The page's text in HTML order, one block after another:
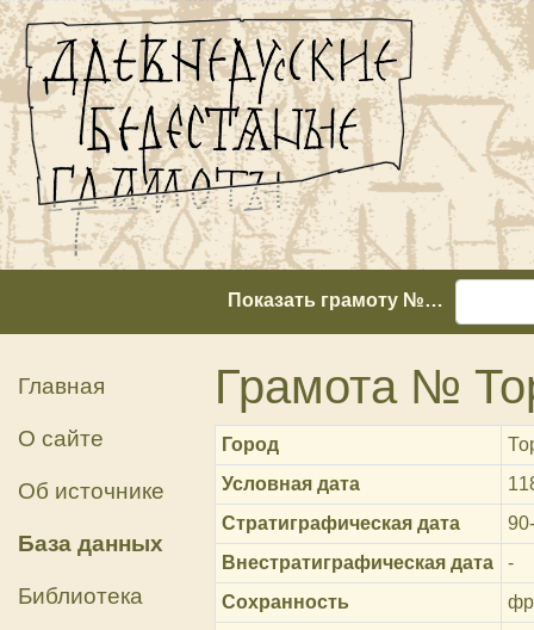
Показать грамоту №…
Главная
О сайте
Об источнике
База данных
Библиотека
Грамота №
Город
Условная дата
Стратиграфическая дата
Внестратиграфическая дата
-
Сохранность